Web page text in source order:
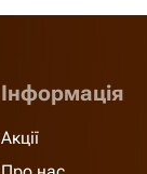
Інформація
Акції